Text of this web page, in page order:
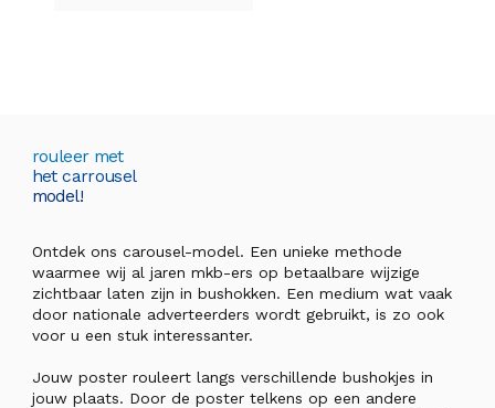
rouleer met
het carrousel
model!
Ontdek ons carousel-model. Een unieke methode
waarmee wij al jaren mkb-ers op betaalbare wijzige
zichtbaar laten zijn in bushokken. Een medium wat vaak
door nationale adverteerders wordt gebruikt, is zo ook
voor u een stuk interessanter.
Jouw poster rouleert langs verschillende bushokjes in
jouw plaats. Door de poster telkens op een andere